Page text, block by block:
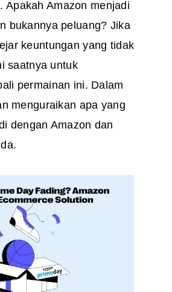
Apakah Amazon menjadi
bukannya peluang? Jika
keuntungan yang tidak
saatnya untuk
permainan ini. Dalam
menguraikan apa yang
dengan Amazon dan
.